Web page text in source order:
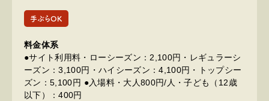
手ぶらOK
料金体系
●サイト利用料・ローシーズン：2,100円・レギュラーシ
ーズン：3,100円・ハイシーズン：4,100円・トップシー
ズン：5,100円 ●入場料・大人800円/人・子ども（12歳
以下）：400円